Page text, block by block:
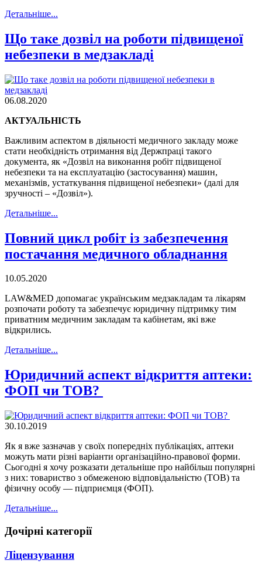
Детальнiше...
Що таке дозвіл на роботи підвищеної
небезпеки в медзакладі
06.08.2020
АКТУАЛЬНІСТЬ
Важливим аспектом в діяльності медичного закладу може
стати необхідність отримання від Держпраці такого
документа, як «Дозвіл на виконання робіт підвищеної
небезпеки та на експлуатацію (застосування) машин,
механізмів, устаткування підвищеної небезпеки» (далі для
зручності – «Дозвіл»).
Детальнiше...
Повний цикл робіт із забезпечення
постачання медичного обладнання
10.05.2020
LAW&MED допомагає українським медзакладам та лікарям
розпочати роботу та забезпечує юридичну підтримку тим
приватним медичним закладам та кабінетам, які вже
відкрились.
Детальнiше...
Юридичний аспект відкриття аптеки:
ФОП чи ТОВ?
30.10.2019
Як я вже зазначав у своїх попередніх публікаціях, аптеки
можуть мати різні варіанти організаційно-правової форми.
Сьогодні я хочу розказати детальніше про найбільш популярні
з них: товариство з обмеженою відповідальністю (ТОВ) та
фізичну особу — підприємця (ФОП).
Детальнiше...
Дочірні категорії
Ліцензування